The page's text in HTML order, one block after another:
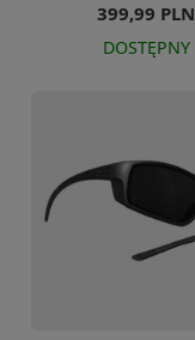
399,99 PLN
DOSTĘPNY